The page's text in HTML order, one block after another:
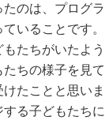
のは、プログ
いることです
もたちがいたよ
ちの様子を見
たことと思い
る子どもたち